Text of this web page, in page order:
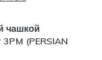
чашкой
(PERSIAN